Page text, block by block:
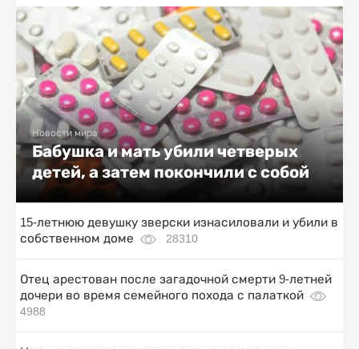
Новости мира
Бабушка и мать убили четверых
детей, а затем покончили с собой
15-летнюю девушку зверски изнасиловали и убили в
собственном доме
28310
Отец арестован после загадочной смерти 9-летней
дочери во время семейного похода с палаткой
4988